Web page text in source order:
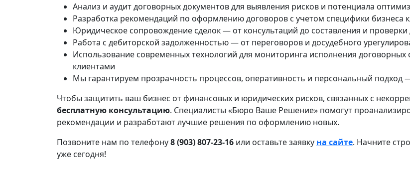
Анализ и аудит договорных документов для выявления рисков и потенциала
Разработка рекомендаций по оформлению договоров с учетом специфики бизнеса
Юридическое сопровождение сделок — от консультаций до составления и проверки
Работа с дебиторской задолженностью — от переговоров и досудебного
Использование современных технологий для мониторинга исполнения
клиентами
Мы гарантируем прозрачность процессов, оперативность и персональный подход
Чтобы защитить ваш бизнес от финансовых и юридических рисков, связанных с
бесплатную консультацию. Специалисты «Бюро Ваше Решение» помогут
рекомендации и разработают лучшие решения по оформлению новых.
Позвоните нам по телефону8 (903) 807‑23‑16 или оставьте заявку на сайте. Начните
уже сегодня!